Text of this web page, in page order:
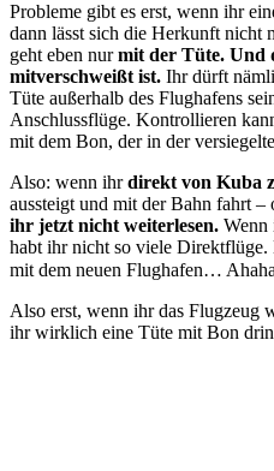
Probleme gibt es erst, wenn ihr
dann lässt sich die Herkunft nicht
geht eben nurmit der Tüte. Und
mitverschweißt ist. Ihr dürft
Tüte außerhalb des Flughafens
Anschlussflüge. Kontrollieren
mit dem Bon, der in der
Also: wenn ihrdirekt von Kuba
aussteigt und mit der Bahn fahrt –
ihr jetzt nicht weiterlesen. Wenn
habt ihr nicht so viele Direktflüge.
mit dem neuen Flughafen…
Also erst, wenn ihr das Flugzeug
ihr wirklich eine Tüte mit Bon